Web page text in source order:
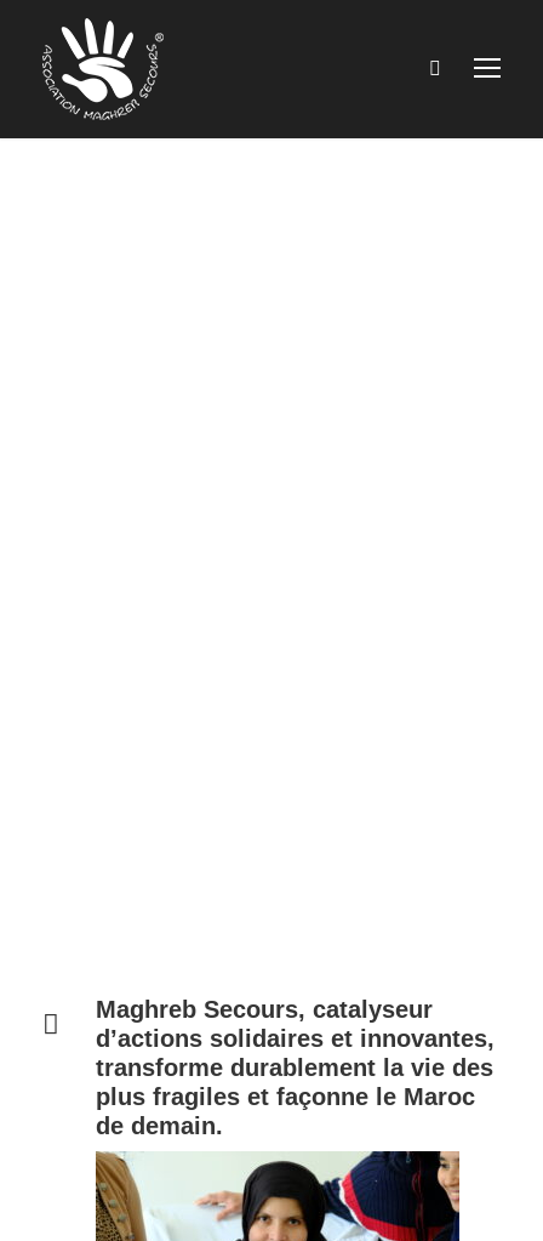
Maghreb Secours, catalyseur
d’actions solidaires et innovantes,
transforme durablement la vie des
plus fragiles et façonne le Maroc
de demain.